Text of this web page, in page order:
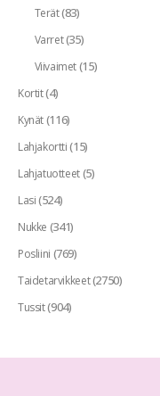
Terät(83)
Varret(35)
Viivaimet(15)
Kortit(4)
Kynät(116)
Lahjakortti(15)
Lahjatuotteet(5)
Lasi(524)
Nukke (341)
Posliini (769)
Taidetarvikkeet(2750)
Tussit(904)